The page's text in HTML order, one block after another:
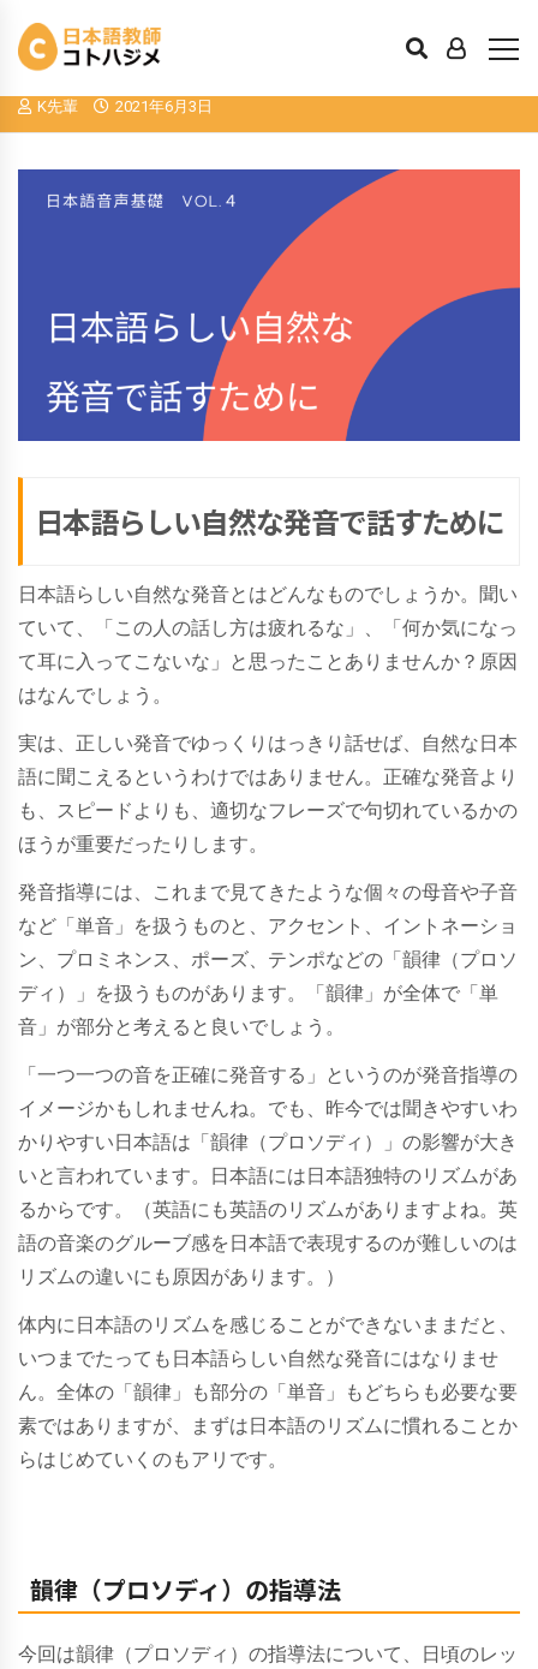
日本語音声基礎４. 日本語らしい自然な
発音で話すために
K先輩 2021年6月3日
日本語らしい自然な発音で話すために
日本語らしい自然な発音とはどんなものでしょうか。聞い
ていて、「この人の話し方は疲れるな」、「何か気になっ
て耳に入ってこないな」と思ったことありませんか？原因
はなんでしょう。
実は、正しい発音でゆっくりはっきり話せば、自然な日本
語に聞こえるというわけではありません。正確な発音より
も、スピードよりも、適切なフレーズで句切れているかの
ほうが重要だったりします。
発音指導には、これまで見てきたような個々の母音や子音
など「単音」を扱うものと、アクセント、イントネーショ
ン、プロミネンス、ポーズ、テンポなどの「韻律（プロソ
ディ）」を扱うものがあります。「韻律」が全体で「単
音」が部分と考えると良いでしょう。
「一つ一つの音を正確に発音する」というのが発音指導の
イメージかもしれませんね。でも、昨今では聞きやすいわ
かりやすい日本語は「韻律（プロソディ）」の影響が大き
いと言われています。日本語には日本語独特のリズムがあ
るからです。（英語にも英語のリズムがありますよね。英
語の音楽のグルーブ感を日本語で表現するのが難しいのは
リズムの違いにも原因があります。）
体内に日本語のリズムを感じることができないままだと、
いつまでたっても日本語らしい自然な発音にはなりませ
ん。全体の「韻律」も部分の「単音」もどちらも必要な要
素ではありますが、まずは日本語のリズムに慣れることか
らはじめていくのもアリです。
韻律（プロソディ）の指導法
今回は韻律（プロソディ）の指導法について、日頃のレッ